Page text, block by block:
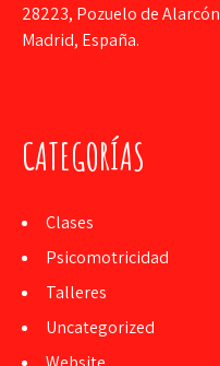
28223, Pozuelo de Alarcón
Madrid, España.
CATEGORÍAS
Clases
Psicomotricidad
Talleres
Uncategorized